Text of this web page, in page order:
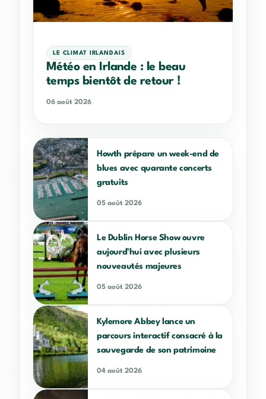
LE CLIMAT IRLANDAIS
Météo en Irlande : le beau
temps bientôt de retour !
06 août 2026
Howth prépare un week-end de
blues avec quarante concerts
gratuits
05 août 2026
Le Dublin Horse Show ouvre
aujourd’hui avec plusieurs
nouveautés majeures
05 août 2026
Kylemore Abbey lance un
parcours interactif consacré à la
sauvegarde de son patrimoine
04 août 2026